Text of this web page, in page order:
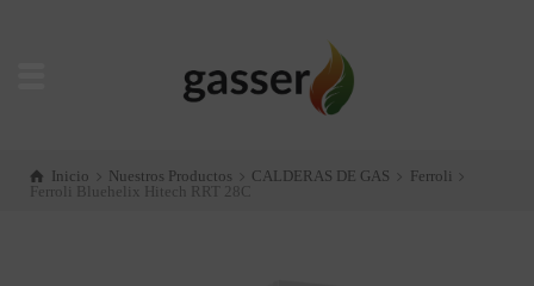
Inicio Nuestros Productos CALDERAS DE GAS
Ferroli
Ferroli Bluehelix Hitech RRT 28C